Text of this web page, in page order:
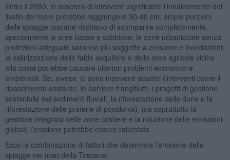
Entro il 2050, in assenza di interventi significativi l’innalzamento del
livello del mare potrebbe raggiungere 30-40 cm; ampie porzioni
delle spiagge toscane rischiano di scomparire completamente,
specialmente le aree basse e sabbiose; le zone urbanizzate senza
protezioni adeguate saranno più soggette a erosione e inondazioni;
la salinizzazione delle falde acquifere e delle aree agricole vicine
alla costa potrebbe causare ulteriori problemi economici e
ambientali. Se, invece, ci sono interventi adattivi (interventi come il
ripascimento costante, le barriere frangiflutti, i progetti di gestione
sostenibile dei sedimenti fluviali, la riforestazione delle dune e la
riforestazione delle praterie di posidonia), ma soprattutto la
gestione integrata delle zone costiere e la riduzione delle emissioni
globali, l’erosione potrebbe essere rallentata.
Ecco la combinazione di fattori che determina l’erosione delle
spiagge nei mari della Toscana: